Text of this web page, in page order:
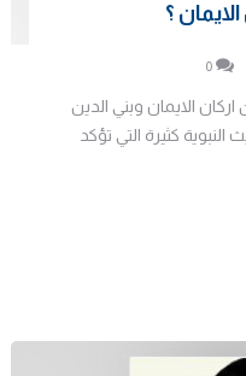
؟
0
الايمان وبني الدين
النبوية كثيرة التي تؤكد